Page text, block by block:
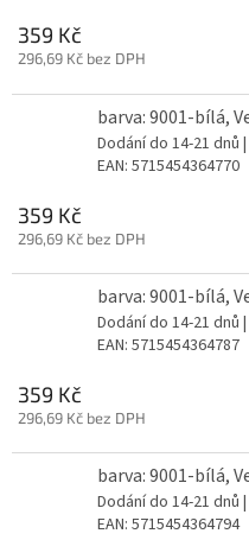
359 Kč
296,69 Kč bez DPH
barva: 9001-bílá,
Dodání do 14-21 dnů
EAN: 5715454364770
359 Kč
296,69 Kč bez DPH
barva: 9001-bílá,
Dodání do 14-21 dnů
EAN: 5715454364787
359 Kč
296,69 Kč bez DPH
barva: 9001-bílá,
Dodání do 14-21 dnů
EAN: 5715454364794